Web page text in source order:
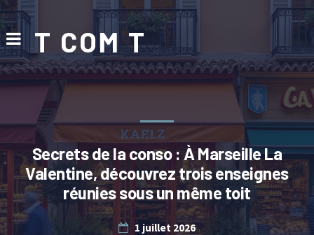
T COM T
Secrets de la conso : À Marseille La
Valentine, découvrez trois enseignes
réunies sous un même toit
1 juillet 2026